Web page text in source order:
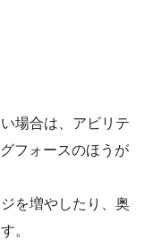
場合は、アビリテ
フォースのほうが
を増やしたり、奥
。